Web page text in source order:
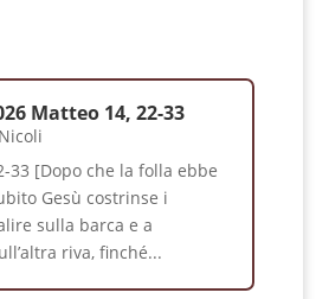
Matteo 14, 22-33
33 [Dopo che la folla ebbe
Gesù costrinse i
sulla barca e a
riva, finché...